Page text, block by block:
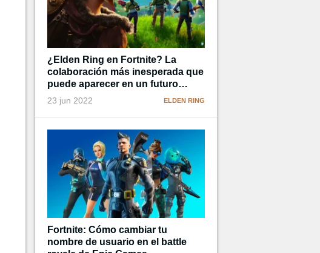
¿Elden Ring en Fortnite? La
colaboración más inesperada que
puede aparecer en un futuro
cercano
23 jun 2022 ELDEN RING
Fortnite: Cómo cambiar tu
nombre de usuario en el battle